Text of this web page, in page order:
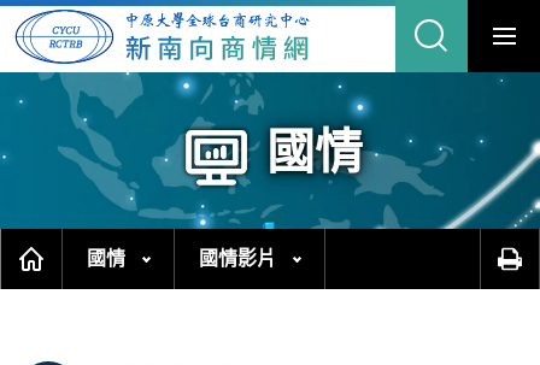
跳
主
要
區
合
尋
國情
國情 國情影片